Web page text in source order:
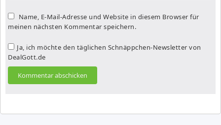
Name, E-Mail-Adresse und Website in diesem Browser für
meinen nächsten Kommentar speichern.
Ja, ich möchte den täglichen Schnäppchen-Newsletter von
DealGott.de